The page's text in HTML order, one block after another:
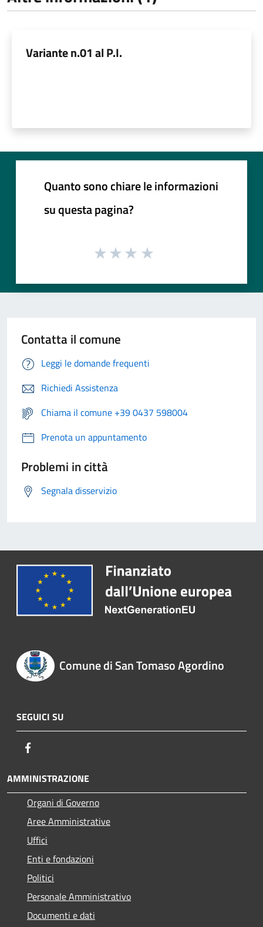
Variante n.01 al P.I.
Quanto sono chiare le informazioni
su questa pagina?
Contatta il comune
Leggi le domande frequenti
Richiedi Assistenza
Chiama il comune +39 0437 598004
Prenota un appuntamento
Problemi in città
Segnala disservizio
Comune di San Tomaso Agordino
SEGUICI SU
AMMINISTRAZIONE
Organi di Governo
Aree Amministrative
Uffici
Enti e fondazioni
Politici
Personale Amministrativo
Documenti e dati